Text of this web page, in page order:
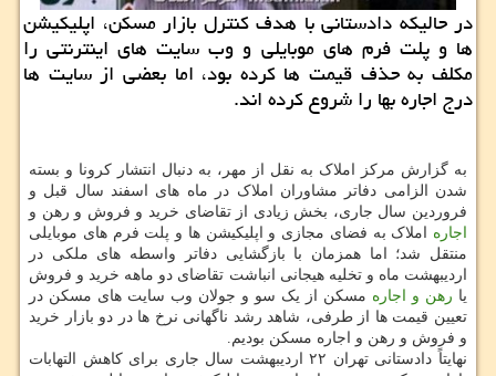
در حالیكه دادستانی با هدف كنترل بازار مسكن، اپلیكیشن
ها و پلت فرم های موبایلی و وب سایت های اینترنتی را
مكلف به حذف قیمت ها كرده بود، اما بعضی از سایت ها
درج اجاره بها را شروع كرده اند.
به گزارش مرکز املاک به نقل از مهر، به دنبال انتشار کرونا و بسته
شدن الزامی دفاتر مشاوران املاک در ماه های اسفند سال قبل و
فروردین سال جاری، بخش زیادی از تقاضای خرید و فروش و رهن و
اجاره املاک به فضای مجازی و اپلیکیشن ها و پلت فرم های موبایلی
منتقل شد؛ اما همزمان با بازگشایی دفاتر واسطه های ملکی در
اردیبهشت ماه و تخلیه هیجانی انباشت تقاضای دو ماهه خرید و فروش
یا رهن و اجاره مسکن از یک سو و جولان وب سایت های مسکن در
تعیین قیمت ها از طرفی، شاهد رشد ناگهانی نرخ ها در دو بازار خرید
و فروش و رهن و اجاره مسکن بودیم.
نهایتاً دادستانی تهران ۲۲ اردیبهشت سال جاری برای کاهش التهابات